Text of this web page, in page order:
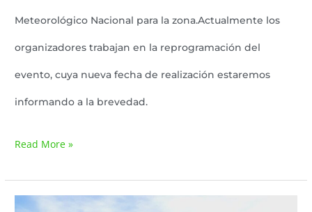
Meteorológico Nacional para la zona.Actualmente los
organizadores trabajan en la reprogramación del
evento, cuya nueva fecha de realización estaremos
informando a la brevedad.
Read More »
Cabalgata,